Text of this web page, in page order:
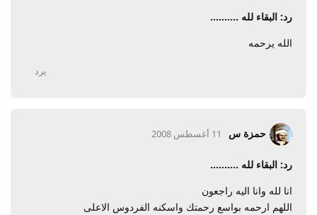
رد: البقاء لله ..........
الله يرحمه
يرد
حمزة س 11 أغسطس 2008
رد: البقاء لله ..........
انا لله وانا اليه راجعون
اللهم ارحمه بواسع رحمتك واسكنه الفردوس الاعلى